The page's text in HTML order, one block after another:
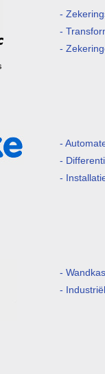
-
-
-
-
-
-
-
-